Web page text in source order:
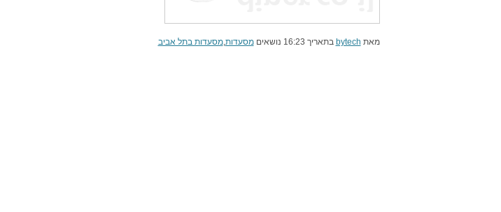
מאת bytech בתאריך 16:23 נושאים מסעדות,מסעדות בתל אביב